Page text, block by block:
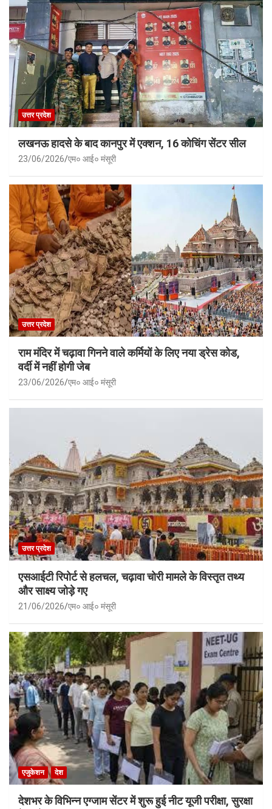
उत्तर प्रदेश
लखनऊ हादसे के बाद कानपुर में एक्शन, 16 कोचिंग सेंटर सील
23/06/2026 एम० आई० मंसूरी
उत्तर प्रदेश
राम मंदिर में चढ़ावा गिनने वाले कर्मियों के लिए नया ड्रेस कोड,
वर्दी में नहीं होगी जेब
23/06/2026 एम० आई० मंसूरी
उत्तर प्रदेश
एसआईटी रिपोर्ट से हलचल, चढ़ावा चोरी मामले के विस्तृत तथ्य
और साक्ष्य जोड़े गए
21/06/2026 एम० आई० मंसूरी
एजुकेशन देश
देशभर के विभिन्न एग्जाम सेंटर में शुरू हुई नीट यूजी परीक्षा, सुरक्षा